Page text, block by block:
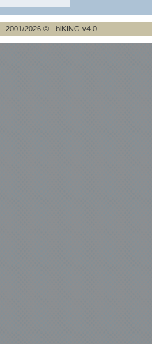
- 2001/2026 © - biKING v4.0